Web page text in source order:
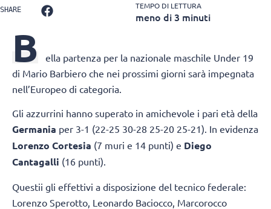
SHARE TEMPO DI LETTURA
meno di 3 minuti
B
ella partenza per la nazionale maschile Under 19
di Mario Barbiero che nei prossimi giorni sarà impegnata
nell’Europeo di categoria.
Gli azzurrini hanno superato in amichevole i pari età della
Germania per 3-1 (22-25 30-28 25-20 25-21). In evidenza
Lorenzo Cortesia (7 muri e 14 punti) e Diego
Cantagalli (16 punti).
Questii gli effettivi a disposizione del tecnico federale:
Lorenzo Sperotto, Leonardo Baciocco, Marcorocco